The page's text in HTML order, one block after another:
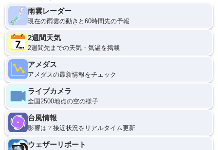
雨雲レーダー
現在の雨雲の動きと60時間先の予報
2週間天気
2週間先までの天気・気温を掲載
アメダス
アメダスの最新情報をチェック
ライブカメラ
全国2500地点の空の様子
台風情報
影響は？接近状況をリアルタイム更新
ウェザーリポート